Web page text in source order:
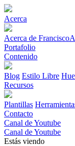
Acerca
Acerca de
Portafolio
Contenido
Blog Estilo Libre
Recursos
Plantillas
Contacto
Canal de Youtube
Canal de Youtube
Estás viendo